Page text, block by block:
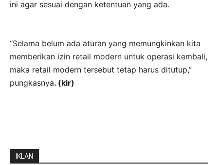
ini agar sesuai dengan ketentuan yang ada.
“Selama belum ada aturan yang memungkinkan kita
memberikan izin retail modern untuk operasi kembali,
maka retail modern tersebut tetap harus ditutup,”
pungkasnya. (kir)
IKLAN